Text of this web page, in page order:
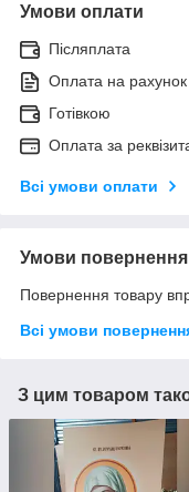
Умови оплати
Післяплата
Оплата на рахунок
Готівкою
Оплата за
Всі умови оплати
Умови повернення
Повернення товару
Всі умови
З цим товаром